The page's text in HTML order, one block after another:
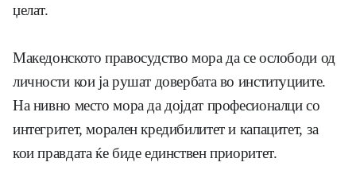
џелат.
Македонското правосудство мора да се ослободи од
личности кои ја рушат довербата во институциите.
На нивно место мора да дојдат професионалци со
интегритет, морален кредибилитет и капацитет, за
кои правдата ќе биде единствен приоритет.